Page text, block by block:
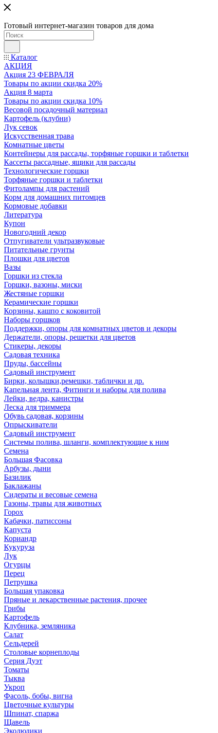
Готовый интернет-магазин товаров для дома
Каталог
АКЦИЯ
Акция 23 ФЕВРАЛЯ
Товары по акции скидка 20%
Акция 8 марта
Товары по акции скидка 10%
Весовой посадочный материал
Картофель (клубни)
Лук севок
Искусственная трава
Комнатные цветы
Контейнеры для рассады, торфяные горшки и таблетки
Кассеты рассадные, ящики для рассады
Технологические горшки
Торфяные горшки и таблетки
Фитолампы для растений
Корм для домашних питомцев
Кормовые добавки
Литература
Купон
Новогодний декор
Отпугиватели ультразвуковые
Питательные грунты
Плошки для цветов
Вазы
Горшки из стекла
Горшки, вазоны, миски
Жестяные горшки
Керамические горшки
Корзины, кашпо с коковитой
Наборы горшков
Поддержки, опоры для комнатных цветов и декоры
Держатели, опоры, решетки для цветов
Стикеры, декоры
Садовая техника
Пруды, бассейны
Садовый инструмент
Бирки, колышки,ремешки, таблички и др.
Капельная лента, Фитинги и наборы для полива
Лейки, ведра, канистры
Леска для триммера
Обувь садовая, корзины
Опрыскиватели
Садовый инструмент
Системы полива, шланги, комплектующие к ним
Семена
Большая Фасовка
Арбузы, дыни
Базилик
Баклажаны
Сидераты и весовые семена
Газоны, травы для животных
Горох
Кабачки, патиссоны
Капуста
Кориандр
Кукуруза
Лук
Огурцы
Перец
Петрушка
Большая упаковка
Пряные и лекарственные растения, прочее
Грибы
Картофель
Клубника, земляника
Салат
Сельдерей
Столовые корнеплоды
Серия Дуэт
Томаты
Тыква
Укроп
Фасоль, бобы, вигна
Цветочные культуры
Шпинат, спаржа
Щавель
Эколюдики